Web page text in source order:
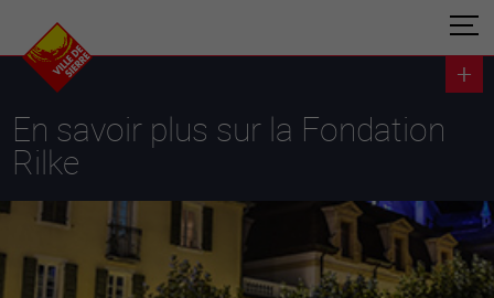
En savoir plus sur la Fondation
Rilke